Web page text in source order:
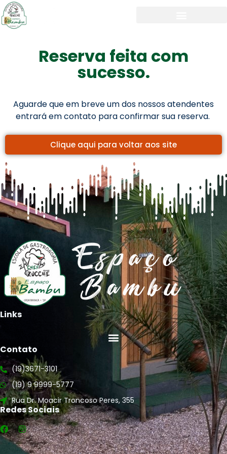
Reserva feita com
sucesso.
Aguarde que em breve um dos nossos atendentes
entrará em contato para confirmar sua reserva.
Clique aqui para voltar aos site
Links
Contato
(19)3671-3101
(19) 9 9999-5777
Rua Dr. Moacir Troncoso Peres, 355
Redes Sociais